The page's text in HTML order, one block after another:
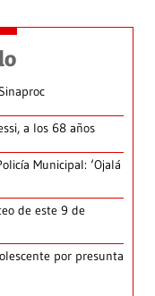
a los 68 años
Municipal: ‘Ojalá
de este 9 de
por presunta